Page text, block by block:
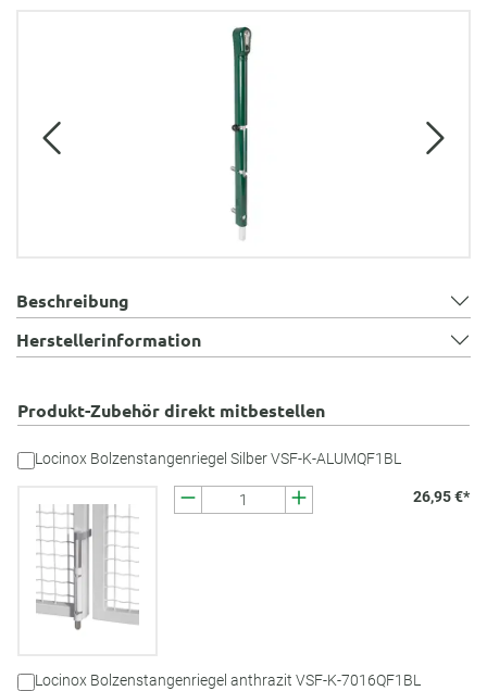
Beschreibung
Herstellerinformation
Produkt-Zubehör direkt mitbestellen
Locinox Bolzenstangenriegel Silber VSF-K-ALUMQF1BL
26,95 €*
Locinox Bolzenstangenriegel anthrazit VSF-K-7016QF1BL